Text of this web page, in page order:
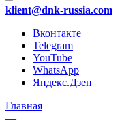
klient@dnk-russia.com
Вконтакте
Telegram
YouTube
WhatsApp
Яндекс.Дзен
Главная
—